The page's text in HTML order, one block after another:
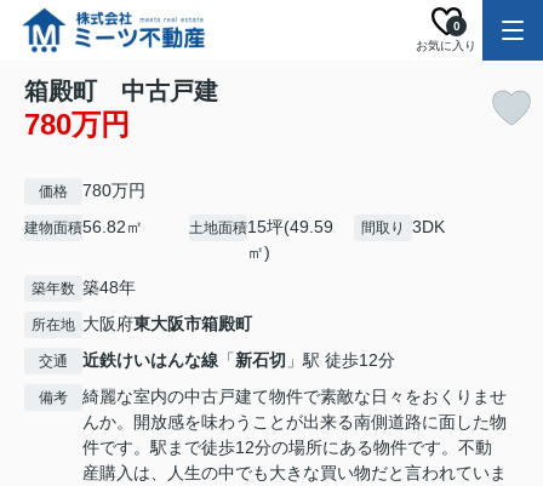
お気に入り
0
箱殿町 中古戸建
780万円
価格 780万円
建物面積56.82㎡ 土地面積15坪(49.59
㎡)
間取り 3DK
築年数 築48年
所在地 大阪府東大阪市箱殿町
交通 近鉄けいはんな線 「新石切 」駅 徒歩12分
備考
綺麗な室内の中古戸建て物件で素敵な日々をおくりませ
んか。開放感を味わうことが出来る南側道路に面した物
件です。駅まで徒歩12分の場所にある物件です。不動
産購入は、人生の中でも大きな買い物だと言われていま